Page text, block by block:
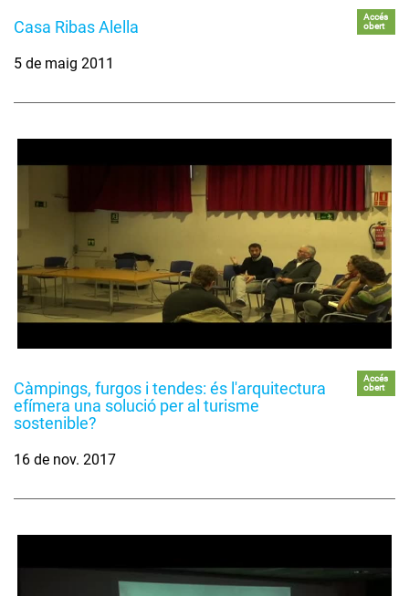
Casa Ribas Alella
Accés
obert
5 de maig 2011
Càmpings, furgos i tendes: és l'arquitectura
efímera una solució per al turisme
sostenible?
Accés
obert
16 de nov. 2017